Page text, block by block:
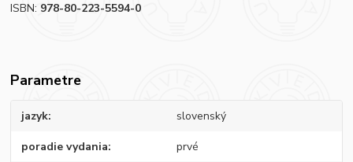
ISBN: 978-80-223-5594-0
Parametre
jazyk slovenský
poradie vydania prvé